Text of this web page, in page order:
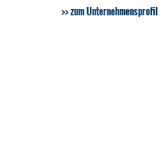
zum Unternehmensprofil